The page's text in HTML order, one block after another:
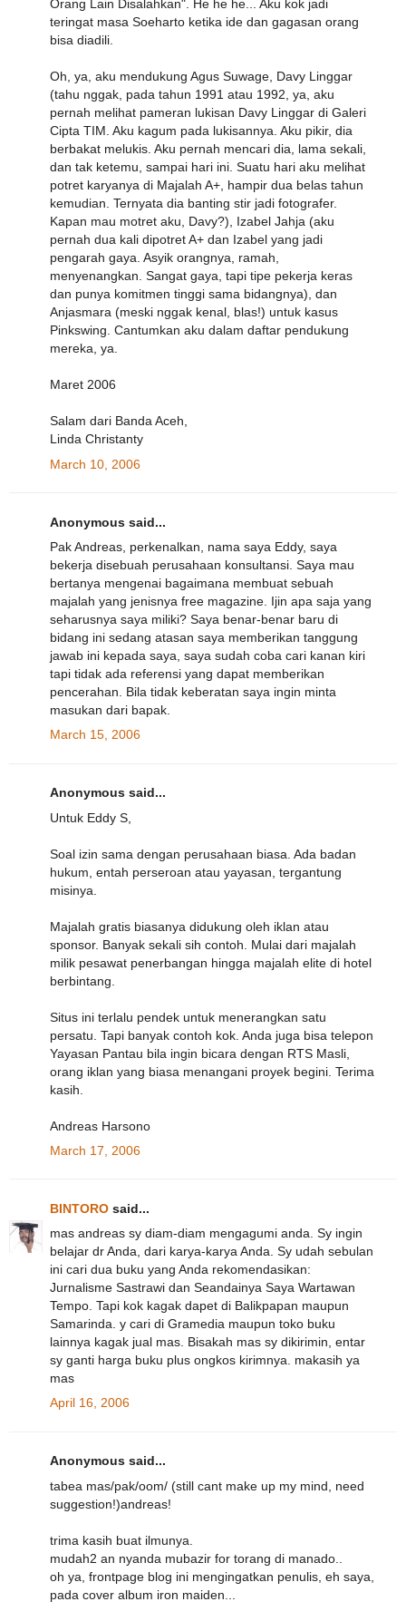
Orang Lain Disalahkan". He he he... Aku kok jadi
teringat masa Soeharto ketika ide dan gagasan orang
bisa diadili.
Oh, ya, aku mendukung Agus Suwage, Davy Linggar
(tahu nggak, pada tahun 1991 atau 1992, ya, aku
pernah melihat pameran lukisan Davy Linggar di Galeri
Cipta TIM. Aku kagum pada lukisannya. Aku pikir, dia
berbakat melukis. Aku pernah mencari dia, lama sekali,
dan tak ketemu, sampai hari ini. Suatu hari aku melihat
potret karyanya di Majalah A+, hampir dua belas tahun
kemudian. Ternyata dia banting stir jadi fotografer.
Kapan mau motret aku, Davy?), Izabel Jahja (aku
pernah dua kali dipotret A+ dan Izabel yang jadi
pengarah gaya. Asyik orangnya, ramah,
menyenangkan. Sangat gaya, tapi tipe pekerja keras
dan punya komitmen tinggi sama bidangnya), dan
Anjasmara (meski nggak kenal, blas!) untuk kasus
Pinkswing. Cantumkan aku dalam daftar pendukung
mereka, ya.
Maret 2006
Salam dari Banda Aceh,
Linda Christanty
March 10, 2006
Anonymous said...
Pak Andreas, perkenalkan, nama saya Eddy, saya
bekerja disebuah perusahaan konsultansi. Saya mau
bertanya mengenai bagaimana membuat sebuah
majalah yang jenisnya free magazine. Ijin apa saja yang
seharusnya saya miliki? Saya benar-benar baru di
bidang ini sedang atasan saya memberikan tanggung
jawab ini kepada saya, saya sudah coba cari kanan kiri
tapi tidak ada referensi yang dapat memberikan
pencerahan. Bila tidak keberatan saya ingin minta
masukan dari bapak.
March 15, 2006
Anonymous said...
Untuk Eddy S,
Soal izin sama dengan perusahaan biasa. Ada badan
hukum, entah perseroan atau yayasan, tergantung
misinya.
Majalah gratis biasanya didukung oleh iklan atau
sponsor. Banyak sekali sih contoh. Mulai dari majalah
milik pesawat penerbangan hingga majalah elite di hotel
berbintang.
Situs ini terlalu pendek untuk menerangkan satu
persatu. Tapi banyak contoh kok. Anda juga bisa telepon
Yayasan Pantau bila ingin bicara dengan RTS Masli,
orang iklan yang biasa menangani proyek begini. Terima
kasih.
Andreas Harsono
March 17, 2006
BINTORO said...
mas andreas sy diam-diam mengagumi anda. Sy ingin
belajar dr Anda, dari karya-karya Anda. Sy udah sebulan
ini cari dua buku yang Anda rekomendasikan:
Jurnalisme Sastrawi dan Seandainya Saya Wartawan
Tempo. Tapi kok kagak dapet di Balikpapan maupun
Samarinda. y cari di Gramedia maupun toko buku
lainnya kagak jual mas. Bisakah mas sy dikirimin, entar
sy ganti harga buku plus ongkos kirimnya. makasih ya
mas
April 16, 2006
Anonymous said...
tabea mas/pak/oom/ (still cant make up my mind, need
suggestion!)andreas!
trima kasih buat ilmunya.
mudah2 an nyanda mubazir for torang di manado..
oh ya, frontpage blog ini mengingatkan penulis, eh saya,
pada cover album iron maiden...